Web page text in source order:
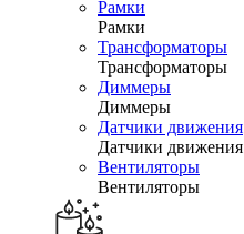
Рамки
Рамки
Трансформаторы
Трансформаторы
Диммеры
Диммеры
Датчики движения
Датчики движения
Вентиляторы
Вентиляторы